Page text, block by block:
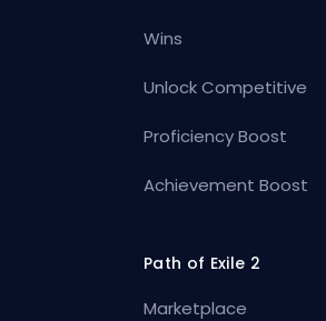
Wins
Unlock Competitive
Proficiency Boost
Achievement Boost
Path of Exile 2
Marketplace